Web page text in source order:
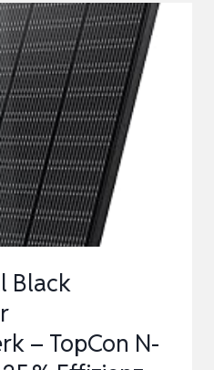
Black
– TopCon N-